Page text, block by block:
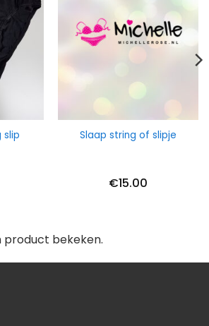
slip Slaap string of slipje
€15.00
bekeken.